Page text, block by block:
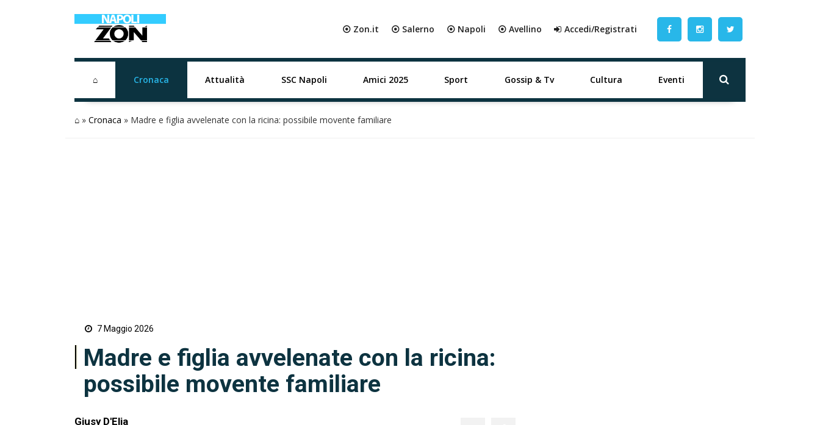
⦿ Zon.it ⦿ Salerno ⦿ Napoli ⦿ Avellino Accedi/Registrati
⌂ Cronaca Attualità SSC Napoli Amici 2025 Sport Gossip & Tv Cultura Eventi
⌂ » Cronaca » Madre e figlia avvelenate con la ricina: possibile movente familiare
7 Maggio 2026
Madre e figlia avvelenate con la ricina:
possibile movente familiare
Giusy D'Elia